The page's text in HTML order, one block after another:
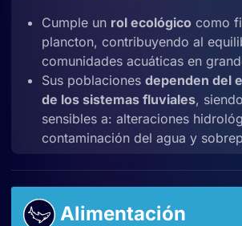
Cumple un rol ecológico como
plancton, contribuyendo al
comunidades acuáticas en
Sus poblaciones dependen del
de los sistemas fluviales,
sensibles a: alteraciones
contaminación del agua y
Alimentación